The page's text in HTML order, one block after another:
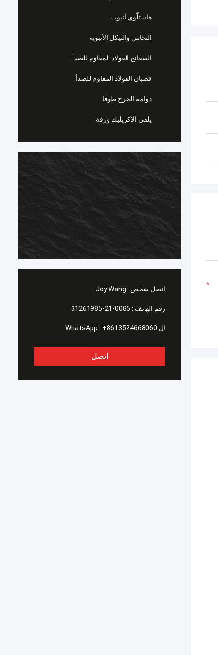
هاستلّوي أنبوب
النحاس والنيكل الأنبوبة
الصفائح الفولاذ المقاوم للصدأ
قضبان الفولاذ المقاوم للصدأ
دوامة الجرح طوقا
يلقي الاكريليك ورقة
اتصل شخص : Joy Wang
رقم الهاتف : 0086-21-31261985
ال WhatsApp : +8613524668060
اتصل